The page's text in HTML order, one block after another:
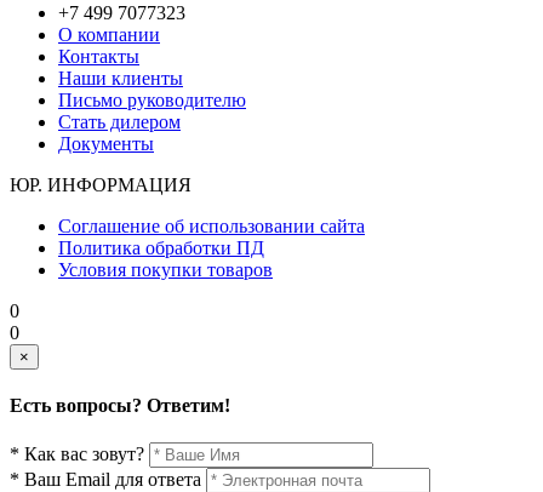
+7 499 7077323
О компании
Контакты
Наши клиенты
Письмо руководителю
Стать дилером
Документы
ЮР. ИНФОРМАЦИЯ
Соглашение об использовании сайта
Политика обработки ПД
Условия покупки товаров
0
0
×
Есть вопросы? Ответим!
* Как вас зовут?
* Ваш Email для ответа